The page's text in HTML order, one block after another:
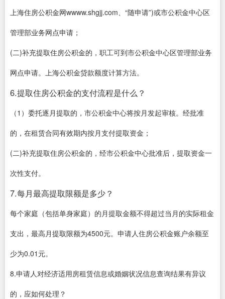
上海住房公积金网wwww.shgjj.com、“随申请”)或市公积金中心区
管理部业务网点申请；
(二)补充提取住房公积金的，职工可到市公积金中心区管理部业务
网点申请。上海公积金贷款额度计算方法。
6.提取住房公积金的支付流程是什么？
（1）委托逐月提取的，市公积金中心将按月发起审核。经批准
的，在租赁合同有效期内按月支付提取资金；
(二)补充提取住房公积金的，经市公积金中心批准后，提取资金一
次性支付。
7.每月最高提取限额是多少？
每个家庭（包括单身家庭）的月提取金额不得超过当月的实际租金
支出，最高月提取限额为4500元。申请人住房公积金账户余额至
少为0.01元。
8.申请人对经济适用房租赁信息或婚姻状况信息查询结果有异议
的，应如何处理？